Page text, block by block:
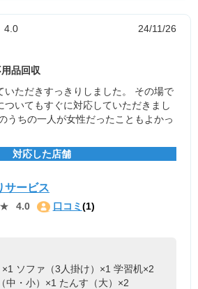
4.0
24/11/26
品回収
いただきすっきりしました。 その場で
ついてもすぐに対応していただきまし
うちの一人が女性だったこともよかっ
対応した店舗
サービス
4.0 口コミ (1)
ソファ（3人掛け）×1 学習机×2
中・小）×1 たんす（大）×2